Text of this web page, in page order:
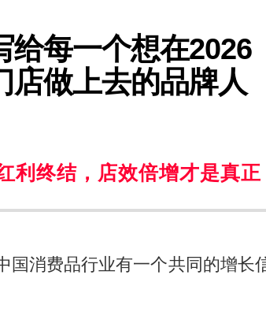
每一个想在2026
店做上去的品牌人
利终结，店效倍增才是真正
国消费品行业有一个共同的增长